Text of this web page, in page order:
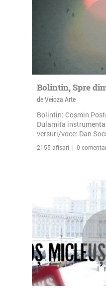
Bolintin, Spre
de Veioza Arte
Bolintin: Cosmin
Dulamita
versuri/voce: Dan
2155 afisari | 0